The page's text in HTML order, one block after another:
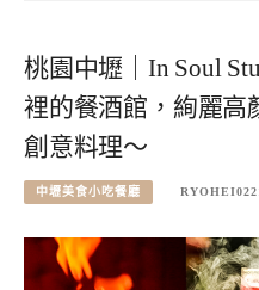
桃園中壢｜In Soul
裡的餐酒館，絢麗高
創意料理～
中壢美食小吃餐廳